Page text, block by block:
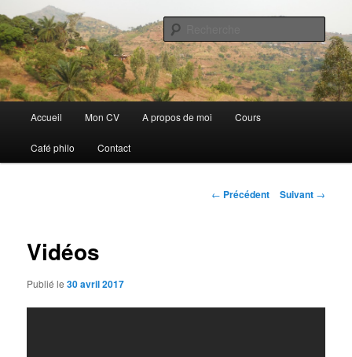
au
contenu
principalGuillaume Nicaise
Discovery
principal
Accueil Mon CV A propos de moi Cours
Café philo Contact
Navigation
← Précédent Suivant →
Vidéos
Publié le30 avril 2017